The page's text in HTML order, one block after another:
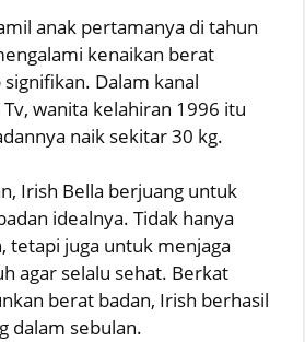
anak pertamanya di tahun
kenaikan berat
Dalam kanal
wanita kelahiran 1996 itu
naik sekitar 30 kg.
Irish Bella berjuang untuk
idealnya. Tidak hanya
tetapi juga untuk menjaga
agar selalu sehat. Berkat
berat badan, Irish berhasil
dalam sebulan.